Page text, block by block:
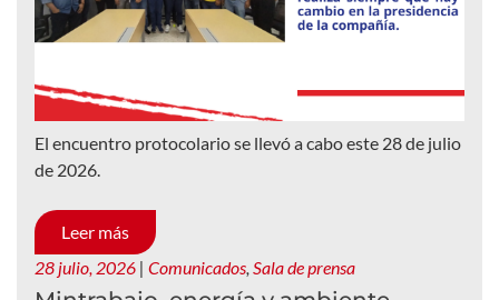
El encuentro protocolario se llevó a cabo este 28 de julio
de 2026.
Leer más
28 julio, 2026 | Comunicados, Sala de prensa